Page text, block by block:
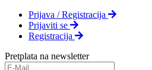
Prijava / Registracija
Prijaviti se
Registracija
Pretplata na newsletter